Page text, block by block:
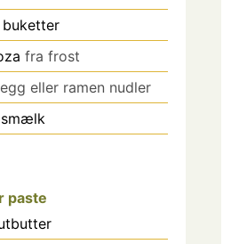
fra frost
egg eller ramen nudler
paste